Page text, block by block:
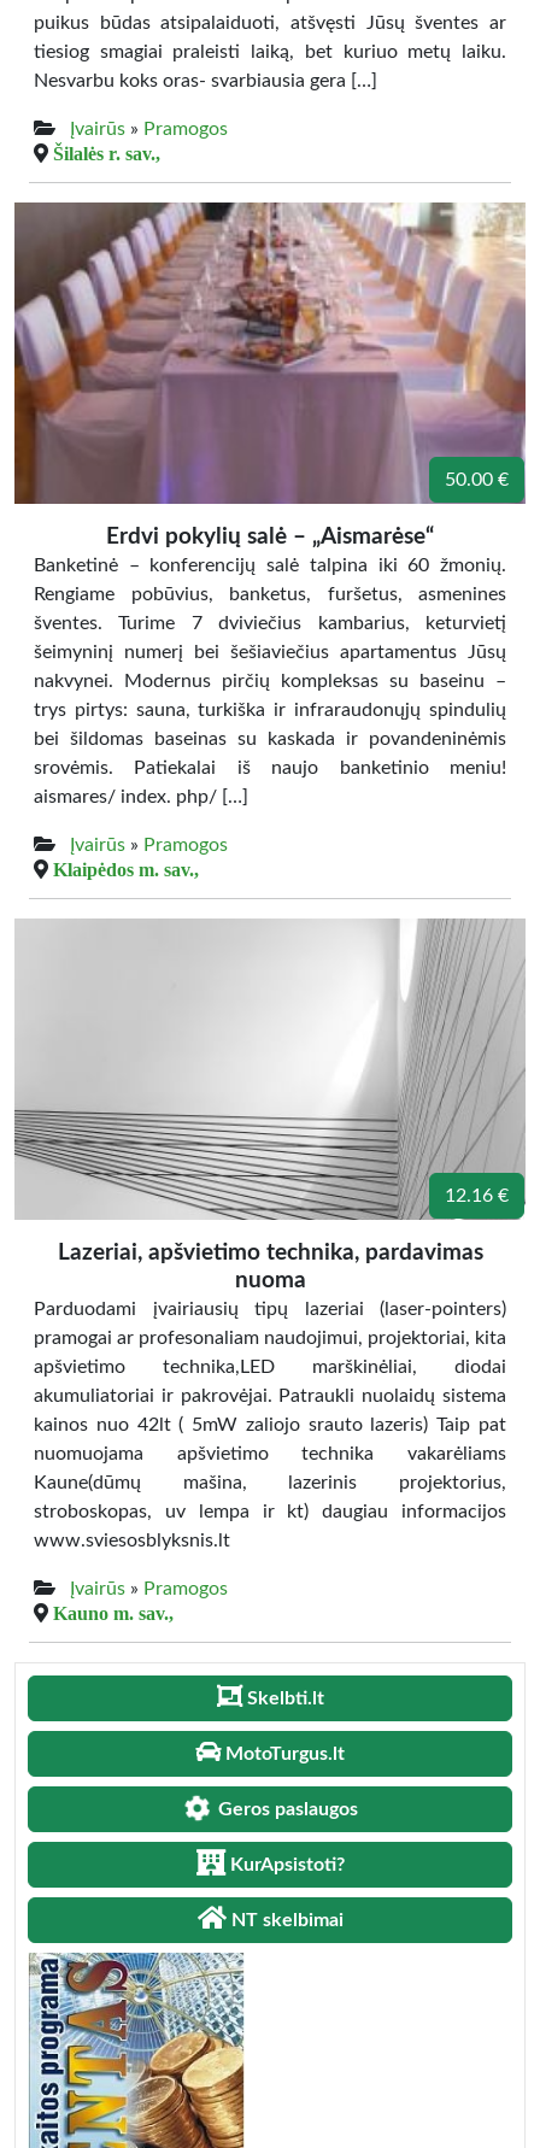
puikus būdas atsipalaiduoti, atšvęsti Jūsų šventes ar
tiesiog smagiai praleisti laiką, bet kuriuo metų laiku.
Nesvarbu koks oras- svarbiausia gera […]
Įvairūs » Pramogos
Šilalės r. sav.,
50.00 €
Erdvi pokylių salė – „Aismarėse“
Banketinė – konferencijų salė talpina iki 60 žmonių.
Rengiame pobūvius, banketus, furšetus, asmenines
šventes. Turime 7 dviviečius kambarius, keturvietį
šeimyninį numerį bei šešiaviečius apartamentus Jūsų
nakvynei. Modernus pirčių kompleksas su baseinu –
trys pirtys: sauna, turkiška ir infraraudonųjų spindulių
bei šildomas baseinas su kaskada ir povandeninėmis
srovėmis. Patiekalai iš naujo banketinio meniu!
aismares/ index. php/ […]
Įvairūs » Pramogos
Klaipėdos m. sav.,
12.16 €
Lazeriai, apšvietimo technika, pardavimas
nuoma
Parduodami įvairiausių tipų lazeriai (laser-pointers)
pramogai ar profesonaliam naudojimui, projektoriai, kita
apšvietimo technika,LED marškinėliai, diodai
akumuliatoriai ir pakrovėjai. Patraukli nuolaidų sistema
kainos nuo 42lt ( 5mW zaliojo srauto lazeris) Taip pat
nuomuojama apšvietimo technika vakarėliams
Kaune(dūmų mašina, lazerinis projektorius,
stroboskopas, uv lempa ir kt) daugiau informacijos
www.sviesosblyksnis.lt
Įvairūs » Pramogos
Kauno m. sav.,
Skelbti.lt
MotoTurgus.lt
Geros paslaugos
KurApsistoti?
NT skelbimai